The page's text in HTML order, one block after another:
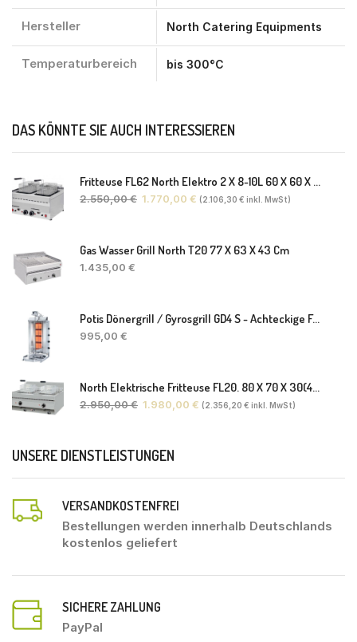
Hersteller North Catering Equipments
Temperaturbereich bis 300°C
DAS KÖNNTE SIE AUCH INTERESSIEREN
Fritteuse FL62 North Elektro 2 X 8-10L 60 X 60 X 30(38) Cm
2.550,00€ 1.770,00 € (2.106,30 € inkl. MwSt)
Gas Wasser Grill North T20 77 X 63 X 43 Cm
1.435,00 €
Potis Dönergrill / Gyrosgrill GD4 S - Achteckige Fettwanne-Ohne Schaufel
995,00 €
North Elektrische Fritteuse FL20. 80 X 70 X 30(46) Cm
2.950,00€ 1.980,00 € (2.356,20 € inkl. MwSt)
UNSERE DIENSTLEISTUNGEN
VERSANDKOSTENFREI
Bestellungen werden innerhalb Deutschlands
kostenlos geliefert
SICHERE ZAHLUNG
PayPal